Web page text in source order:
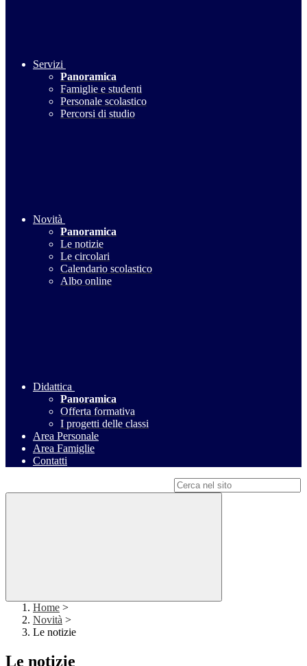
Servizi
Panoramica
Famiglie e studenti
Personale scolastico
Percorsi di studio
Novità
Panoramica
Le notizie
Le circolari
Calendario scolastico
Albo online
Didattica
Panoramica
Offerta formativa
I progetti delle classi
Area Personale
Area Famiglie
Contatti
Home >
Novità >
Le notizie
Le notizie